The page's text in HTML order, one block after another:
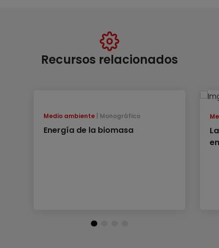
Recursos relacionados
Medio ambiente Monográfico
Energía de la biomasa